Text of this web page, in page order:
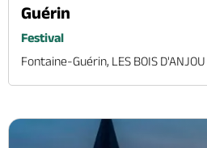
Guérin
Festival
Fontaine-Guérin, LES BOIS D'ANJOU